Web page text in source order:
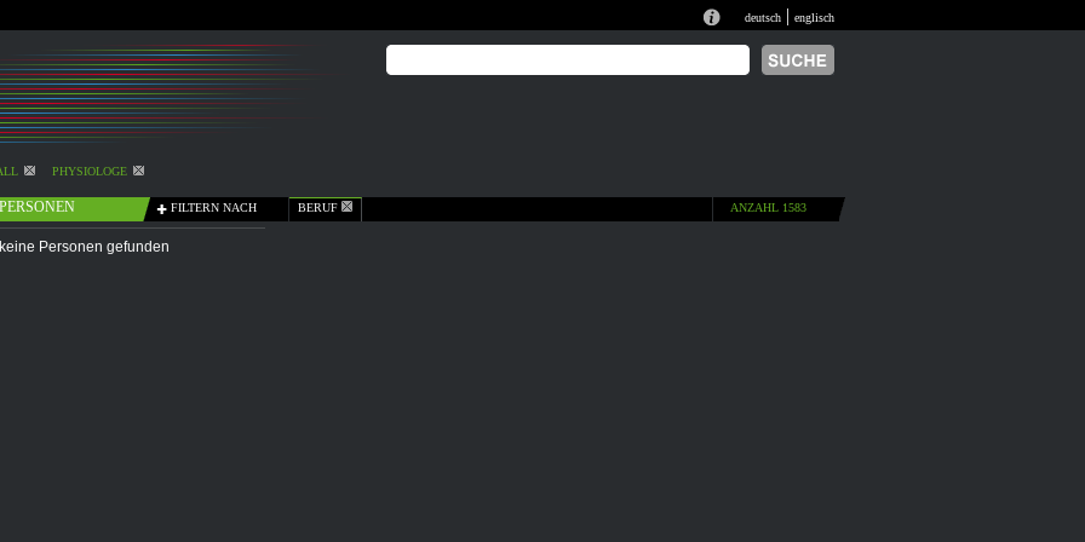
deutsch | englisch
PHYSIOLOGE
PERSONEN FILTERN NACH BERUF ANZAHL 1583
keine Personen gefunden